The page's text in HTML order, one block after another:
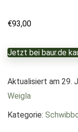
€93,00
Jetzt bei baur.de
Aktualisiert am 29.
Weigla
Kategorie: